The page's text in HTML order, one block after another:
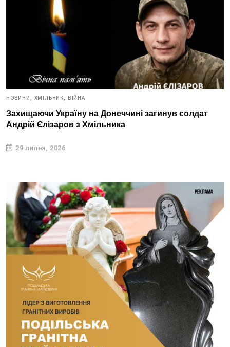
НОВИНИ, ХМІЛЬНИК, ВІЙНА
Захищаючи Україну на Донеччині загинув солдат
Андрій Єлізаров з Хмільника
29 липня, 2026